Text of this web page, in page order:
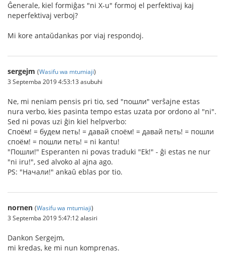
Ĝenerale, kiel formiĝas "ni X-u" formoj el perfektivaj kaj
neperfektivaj verboj?
Mi kore antaŭdankas por viaj respondoj.
sergejm (Wasifu wa mtumiaji)
3 Septemba 2019 4:53:13 asubuhi
Ne, mi neniam pensis pri tio, sed "пошли" verŝajne estas
nura verbo, kies pasinta tempo estas uzata por ordono al "ni".
Sed ni povas uzi ĝin kiel helpverbo:
Споём! = будем петь! = давай споём! = давай петь! = пошли
споём! = пошли петь! = ni kantu!
"Пошли!" Esperanten ni povas traduki "Ek!" - ĝi estas ne nur
"ni iru!", sed alvoko al ajna ago.
PS: "Начали!" ankaŭ eblas por tio.
nornen (Wasifu wa mtumiaji)
3 Septemba 2019 5:47:12 alasiri
Dankon Sergejm,
mi kredas, ke mi nun komprenas.